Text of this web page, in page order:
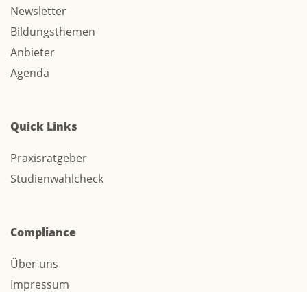
Newsletter
Bildungsthemen
Anbieter
Agenda
Quick Links
Praxisratgeber
Studienwahlcheck
Compliance
Über uns
Impressum